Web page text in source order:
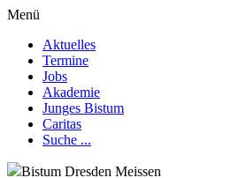
Menü
Aktuelles
Termine
Jobs
Akademie
Junges Bistum
Caritas
Suche ...
Bistum Dresden Meissen